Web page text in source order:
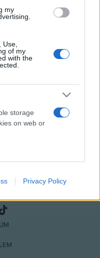
my
of my
with the
storage
on web or
be sent to
storage
on web or
Privacy Policy